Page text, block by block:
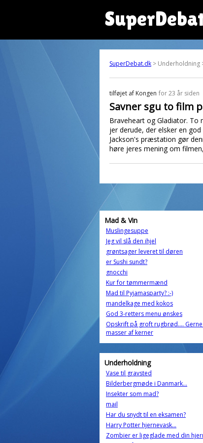
SuperDebat.dk > Underholdning
tilføjet af Kongen for 23 år siden
Savner sgu to film
Braveheart og Gladiator. To
jer derude, der elsker en
Jackson's præstation gør
høre jeres mening om
Mad & Vin
Muslingesuppe
Jeg vil slå den ihjel
grøntsager leveret til døren
er Sushi sundt?
gnocchi
Kur for tømmermænd
Mad til Pyjamasparty? :-)
mandelkage med kokos
God 3-retters menu ønskes
Opskrift på groft rugbrød....
masser af kerner
Underholdning
Vase til gravsted
Bilderbergmøde i Danmark...
Insekter som mad?
mail
Har du snydt til en eksamen?
Harry Potter hjernevask...
Zombier er ligeglade med din